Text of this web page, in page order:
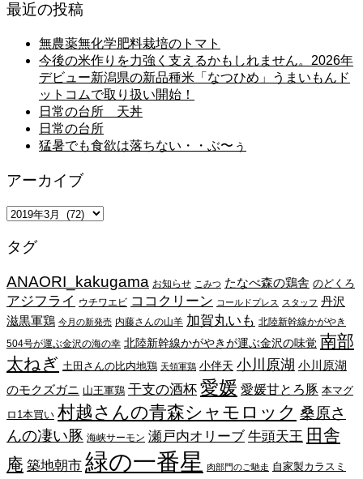
最近の投稿
無農薬無化学肥料栽培のトマト
今後の米作りを力強く支えるかもしれません。2026年
デビュー新潟県の新品種米「なつひめ」うまいもんド
ットコムで取り扱い開始！
日常の台所 天丼
日常の台所
猛暑でも食欲は落ちない・・ぶ〜ぅ
アーカイブ
ア
カ
ブ
タグ
ANAORI_kakugama お知らせ こみつ たなべ森の鶏舎 のどくろ
アジフライ ウチワエビ ココクリーン コールドプレス スタッフ 丹沢
滋黒軍鶏 今月の新発売 内藤さんの山羊 加賀丸いも 北陸新幹線かがやき
504号が運ぶ金沢の海の幸 北陸新幹線かがやきが運ぶ金沢の味覚 南部
太ねぎ 土田さんの比内地鶏 天領軍鶏 小伴天 小川原湖 小川原湖
のモクズガニ 山王軍鶏 干支の酒杯 愛媛 愛媛甘とろ豚 本マグ
ロ1本買い 村越さんの青森シャモロック 桑原さ
んの凄い豚 海峡サーモン 瀬戸内オリーブ 牛頭天王 田舎
庵 築地朝市 緑の一番星 肉部門のご馳走 自家製カラスミ